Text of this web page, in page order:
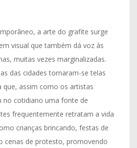
a arte do grafite surge
visual que também dá voz às
muitas vezes marginalizadas.
das cidades tornaram-se telas
que, assim como os artistas
no cotidiano uma fonte de
frequentemente retratam a vida
crianças brincando, festas de
cenas de protesto, promovendo